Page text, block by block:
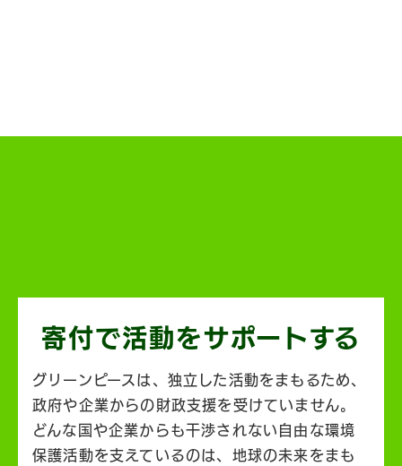
寄付で活動をサポートする
グリーンピースは、独立した活動をまもるため、
政府や企業からの財政支援を受けていません。
どんな国や企業からも干渉されない自由な環境
保護活動を支えているのは、地球の未来をまも